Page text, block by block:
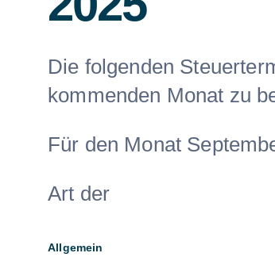
Die folgenden
kommenden Monat zu
Für den Monat
Art der
Allgemein